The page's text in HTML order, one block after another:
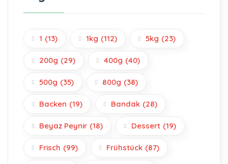
1 (13) 1kg (112) 5kg (23)
200g (29) 400g (40)
500g (35) 800g (38)
Backen (19) Bandak (28)
Beyaz Peynir (18) Dessert (19)
Frisch (99) Frühstück (87)